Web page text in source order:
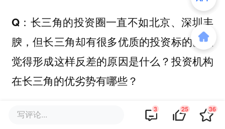
Q：长三角的投资圈一直不如北京、深圳丰
腴，但长三角却有很多优质的投资标的。您
觉得形成这样反差的原因是什么？投资机构
在长三角的优劣势有哪些？
A：这个城市本身的定位发展有很大关系。
写评论... 3 25 36